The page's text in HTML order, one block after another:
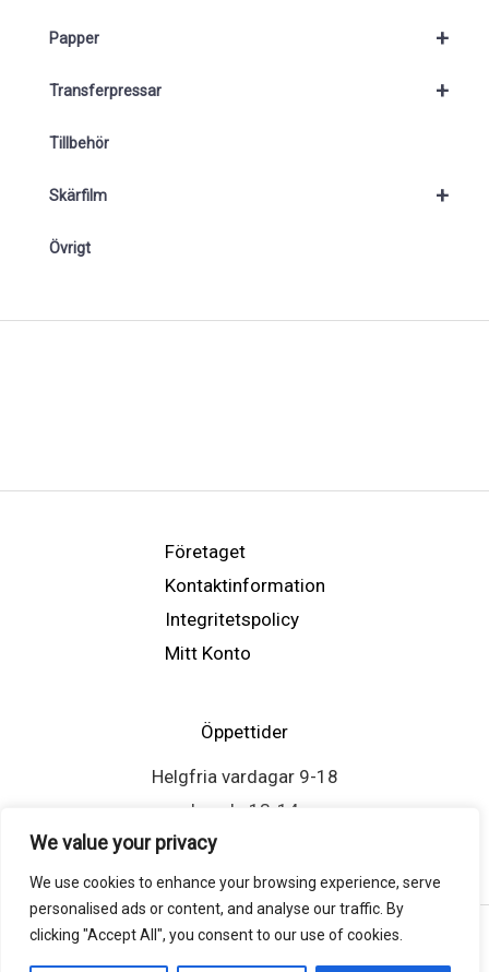
We value your privacy
We use cookies to enhance your browsing experience, serve
personalised ads or content, and analyse our traffic. By
clicking "Accept All", you consent to our use of cookies.
+
Papper
+
Transferpressar
Tillbehör
+
Skärfilm
Övrigt
Företaget
Kontaktinformation
Integritetspolicy
Mitt Konto
Öppettider
Helgfria vardagar 9-18
Lunch: 13-14
Copyright © 2026 Atlasscreen.se